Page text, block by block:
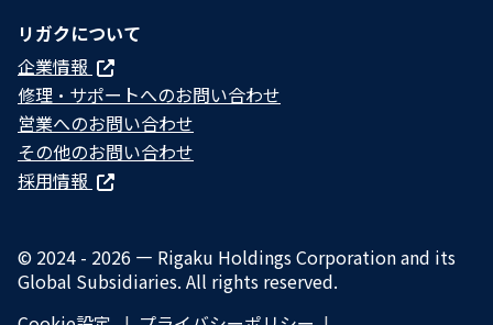
リガクについて
企業情報
修理・サポートへのお問い合わせ
営業へのお問い合わせ
その他のお問い合わせ
採用情報
© 2024 - 2026 — Rigaku Holdings Corporation and its
Global Subsidiaries. All rights reserved.